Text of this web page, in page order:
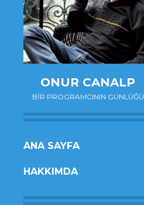
ONUR CANALP
BIR PROGRAMCININ GÜNLÜĞÜ
SKIP
CONTENT
ANA SAYFA
HAKKIMDA